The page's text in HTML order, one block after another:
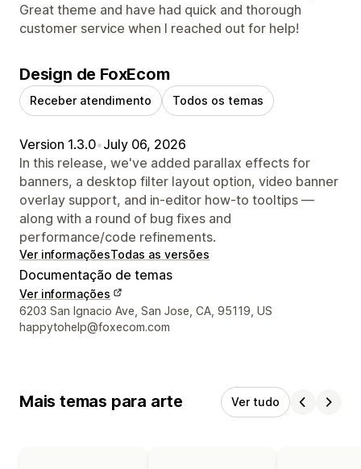
Great theme and have had quick and thorough
customer service when I reached out for help!
Design de FoxEcom
Receber atendimento Todos os temas
Version 1.3.0•July 06, 2026
In this release, we've added parallax effects for
banners, a desktop filter layout option, video banner
overlay support, and in-editor how-to tooltips —
along with a round of bug fixes and
performance/code refinements.
Ver informaçõesTodas as versões
Documentação de temas
Ver informações
Informações de contato do designer
6203 San Ignacio Ave, San Jose, CA, 95119, US
happytohelp@foxecom.com
Mais temas para arte Ver tudo